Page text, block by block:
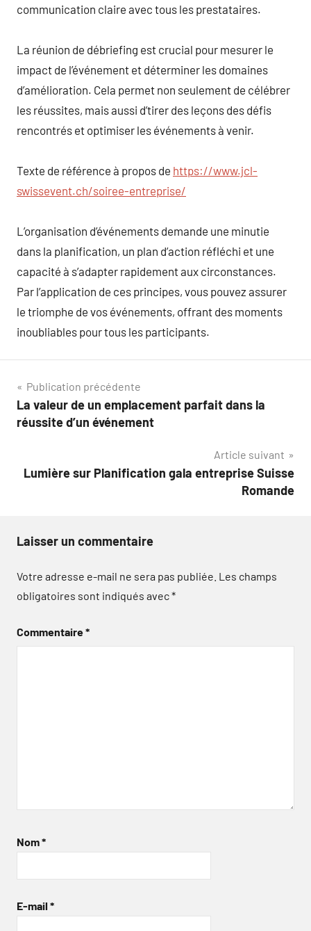
communication claire avec tous les prestataires.
La réunion de débriefing est crucial pour mesurer le
impact de l’événement et déterminer les domaines
d’amélioration. Cela permet non seulement de célébrer
les réussites, mais aussi d’tirer des leçons des défis
rencontrés et optimiser les événements à venir.
Texte de référence à propos de https://www.jcl-
swissevent.ch/soiree-entreprise/
L’organisation d’événements demande une minutie
dans la planification, un plan d’action réfléchi et une
capacité à s’adapter rapidement aux circonstances.
Par l’application de ces principes, vous pouvez assurer
le triomphe de vos événements, offrant des moments
inoubliables pour tous les participants.
Navigation
de
Publication précédente
La valeur de un emplacement parfait dans la
réussite d’un événement
Article suivant
Lumière sur Planification gala entreprise Suisse
Romande
Laisser un commentaire
Votre adresse e-mail ne sera pas publiée. Les champs
obligatoires sont indiqués avec*
Commentaire*
Nom*
E-mail *